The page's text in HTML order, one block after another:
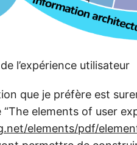
l’expérience utilisateur
que je préfère est
elements of user
elements/pdf/